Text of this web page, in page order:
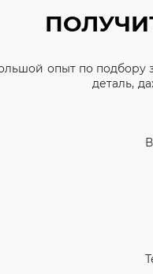
опыт по подбору
деталь,